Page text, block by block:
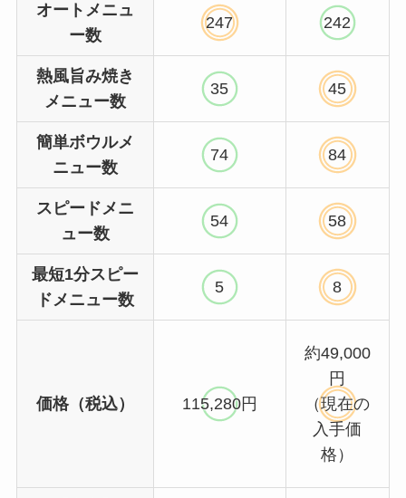
オートメニュ
ー数
247 242
熱風旨み焼き
メニュー数
35 45
簡単ボウルメ
ニュー数
74 84
スピードメニ
ュー数
54 58
最短1分スピー
ドメニュー数
5 8
価格（税込） 115,280円
約49,000
円
（現在の
入手価
格）